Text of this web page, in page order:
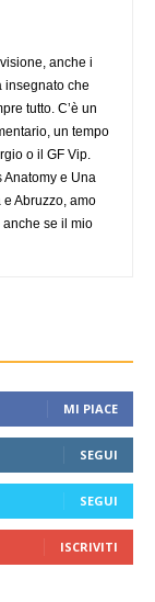
anche i
insegnato che
tutto. C’è un
un tempo
o il GF Vip.
Anatomy e Una
Abruzzo, amo
se il mio
MI PIACE
SEGUI
SEGUI
ISCRIVITI